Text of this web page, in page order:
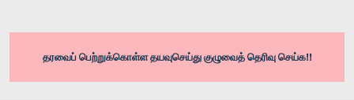
தரவைப் பெற்றுக்கொள்ள தயவுசெய்து குழுவைத் தெரிவு செய்க!!